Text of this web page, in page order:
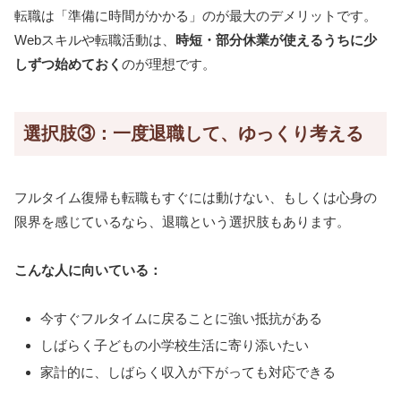
転職は「準備に時間がかかる」のが最大のデメリットです。
Webスキルや転職活動は、 時短・部分休業が使えるうちに少
しずつ始めておく のが理想です。
選択肢③：一度退職して、ゆっくり考える
フルタイム復帰も転職もすぐには動けない、もしくは心身の
限界を感じているなら、退職という選択肢もあります。
こんな人に向いている：
今すぐフルタイムに戻ることに強い抵抗がある
しばらく子どもの小学校生活に寄り添いたい
家計的に、しばらく収入が下がっても対応できる